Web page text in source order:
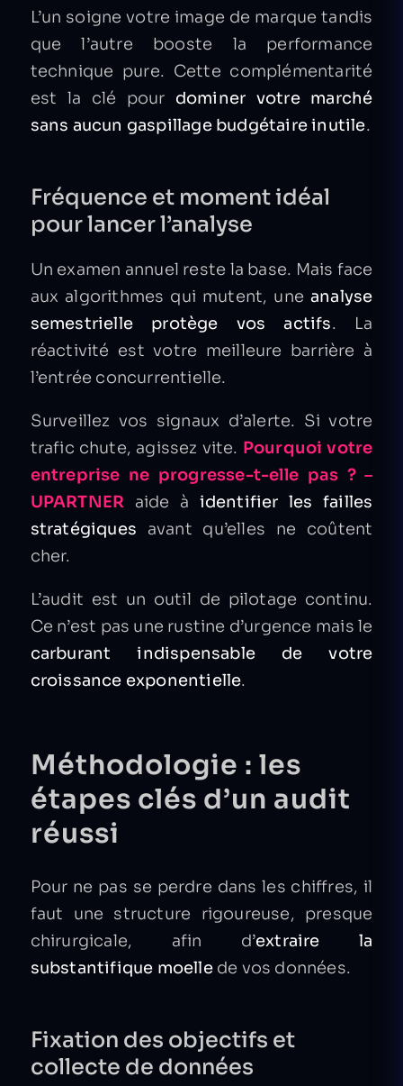
L’un soigne votre image de marque tandis
que l’autre booste la performance
technique pure. Cette complémentarité
est la clé pour dominer votre marché
sans aucun gaspillage budgétaire inutile.
Fréquence et moment idéal
pour lancer l’analyse
Un examen annuel reste la base. Mais face
aux algorithmes qui mutent, une analyse
semestrielle protège vos actifs. La
réactivité est votre meilleure barrière à
l’entrée concurrentielle.
Surveillez vos signaux d’alerte. Si votre
trafic chute, agissez vite. Pourquoi votre
entreprise ne progresse-t-elle pas ? –
UPARTNER aide à identifier les failles
stratégiques avant qu’elles ne coûtent
cher.
L’audit est un outil de pilotage continu.
Ce n’est pas une rustine d’urgence mais le
carburant indispensable de votre
croissance exponentielle.
Méthodologie : les
étapes clés d’un audit
réussi
Pour ne pas se perdre dans les chiffres, il
faut une structure rigoureuse, presque
chirurgicale, afin d’extraire la
substantifique moellede vos données.
Fixation des objectifs et
collecte de données